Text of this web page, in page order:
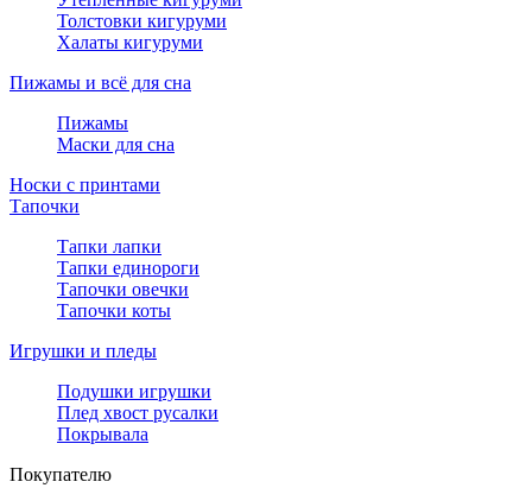
Толстовки кигуруми
Халаты кигуруми
Пижамы и всё для сна
Пижамы
Маски для сна
Носки с принтами
Тапочки
Тапки лапки
Тапки единороги
Тапочки овечки
Тапочки коты
Игрушки и пледы
Подушки игрушки
Плед хвост русалки
Покрывала
Покупателю